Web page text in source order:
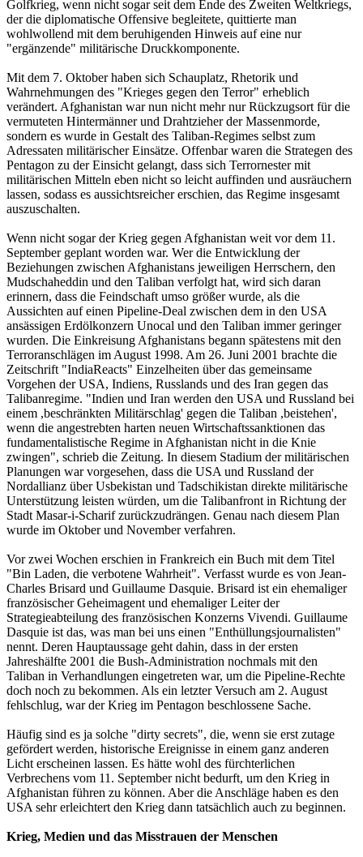
Golfkrieg, wenn nicht sogar seit dem Ende des Zweiten Weltkriegs,
der die diplomatische Offensive begleitete, quittierte man
wohlwollend mit dem beruhigenden Hinweis auf eine nur
"ergänzende" militärische Druckkomponente.
Mit dem 7. Oktober haben sich Schauplatz, Rhetorik und
Wahrnehmungen des "Krieges gegen den Terror" erheblich
verändert. Afghanistan war nun nicht mehr nur Rückzugsort für die
vermuteten Hintermänner und Drahtzieher der Massenmorde,
sondern es wurde in Gestalt des Taliban-Regimes selbst zum
Adressaten militärischer Einsätze. Offenbar waren die Strategen des
Pentagon zu der Einsicht gelangt, dass sich Terrornester mit
militärischen Mitteln eben nicht so leicht auffinden und ausräuchern
lassen, sodass es aussichtsreicher erschien, das Regime insgesamt
auszuschalten.
Wenn nicht sogar der Krieg gegen Afghanistan weit vor dem 11.
September geplant worden war. Wer die Entwicklung der
Beziehungen zwischen Afghanistans jeweiligen Herrschern, den
Mudschaheddin und den Taliban verfolgt hat, wird sich daran
erinnern, dass die Feindschaft umso größer wurde, als die
Aussichten auf einen Pipeline-Deal zwischen dem in den USA
ansässigen Erdölkonzern Unocal und den Taliban immer geringer
wurden. Die Einkreisung Afghanistans begann spätestens mit den
Terroranschlägen im August 1998. Am 26. Juni 2001 brachte die
Zeitschrift "IndiaReacts" Einzelheiten über das gemeinsame
Vorgehen der USA, Indiens, Russlands und des Iran gegen das
Talibanregime. "Indien und Iran werden den USA und Russland bei
einem ,beschränkten Militärschlag' gegen die Taliban ,beistehen',
wenn die angestrebten harten neuen Wirtschaftssanktionen das
fundamentalistische Regime in Afghanistan nicht in die Knie
zwingen", schrieb die Zeitung. In diesem Stadium der militärischen
Planungen war vorgesehen, dass die USA und Russland der
Nordallianz über Usbekistan und Tadschikistan direkte militärische
Unterstützung leisten würden, um die Talibanfront in Richtung der
Stadt Masar-i-Scharif zurückzudrängen. Genau nach diesem Plan
wurde im Oktober und November verfahren.
Vor zwei Wochen erschien in Frankreich ein Buch mit dem Titel
"Bin Laden, die verbotene Wahrheit". Verfasst wurde es von Jean-
Charles Brisard und Guillaume Dasquie. Brisard ist ein ehemaliger
französischer Geheimagent und ehemaliger Leiter der
Strategieabteilung des französischen Konzerns Vivendi. Guillaume
Dasquie ist das, was man bei uns einen "Enthüllungsjournalisten"
nennt. Deren Hauptaussage geht dahin, dass in der ersten
Jahreshälfte 2001 die Bush-Administration nochmals mit den
Taliban in Verhandlungen eingetreten war, um die Pipeline-Rechte
doch noch zu bekommen. Als ein letzter Versuch am 2. August
fehlschlug, war der Krieg im Pentagon beschlossene Sache.
Häufig sind es ja solche "dirty secrets", die, wenn sie erst zutage
gefördert werden, historische Ereignisse in einem ganz anderen
Licht erscheinen lassen. Es hätte wohl des fürchterlichen
Verbrechens vom 11. September nicht bedurft, um den Krieg in
Afghanistan führen zu können. Aber die Anschläge haben es den
USA sehr erleichtert den Krieg dann tatsächlich auch zu beginnen.
Krieg, Medien und das Misstrauen der Menschen